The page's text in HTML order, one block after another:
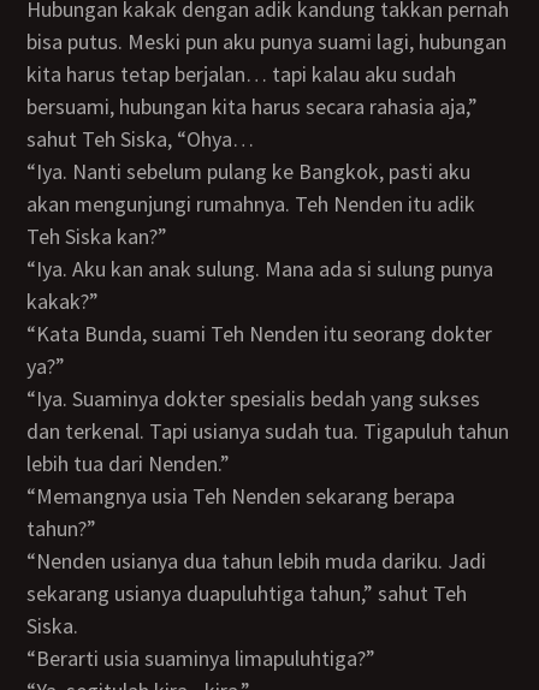
Hubungan kakak dengan adik kandung takkan pernah
bisa putus. Meski pun aku punya suami lagi, hubungan
kita harus tetap berjalan… tapi kalau aku sudah
bersuami, hubungan kita harus secara rahasia aja,”
sahut Teh Siska, “Ohya…
“Iya. Nanti sebelum pulang ke Bangkok, pasti aku
akan mengunjungi rumahnya. Teh Nenden itu adik
Teh Siska kan?”
“Iya. Aku kan anak sulung. Mana ada si sulung punya
kakak?”
“Kata Bunda, suami Teh Nenden itu seorang dokter
ya?”
“Iya. Suaminya dokter spesialis bedah yang sukses
dan terkenal. Tapi usianya sudah tua. Tigapuluh tahun
lebih tua dari Nenden.”
“Memangnya usia Teh Nenden sekarang berapa
tahun?”
“Nenden usianya dua tahun lebih muda dariku. Jadi
sekarang usianya duapuluhtiga tahun,” sahut Teh
Siska.
“Berarti usia suaminya limapuluhtiga?”